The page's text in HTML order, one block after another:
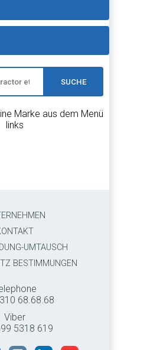
SUCHE
Marke aus dem Menü
links
UMTAUSCH
BESTIMMUNGEN
68.68.68
Viber
5318 619